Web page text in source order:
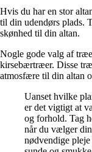
Hvis du har en stor
til din udendørs plads.
skønhed til din altan.
Nogle gode valg af
kirsebærtræer. Disse
atmosfære til din altan
Uanset hvilke
er det vigtigt at
og forhold. Tag
når du vælger
nødvendige